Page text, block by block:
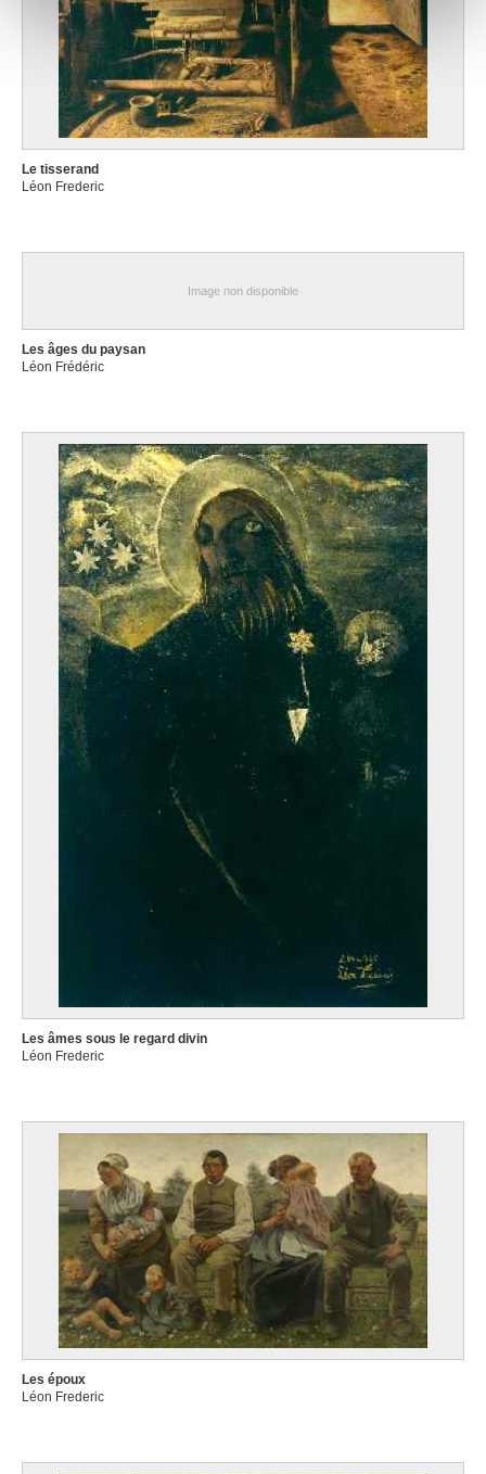
notre site avec nos partenaires de médias sociaux, de
publicité et d'analyse, qui peuvent combiner celles-ci
avec d'autres informations que vous leur avez fournies
ou qu'ils ont collectées lors de votre utilisation de leurs
services.
Le tisserand
Léon Frederic
Image non disponible
Les âges du paysan
Léon Frédéric
Les âmes sous le regard divin
Léon Frederic
Les époux
Léon Frederic